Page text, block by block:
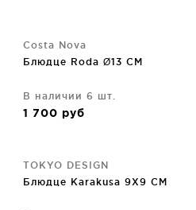
Costa Nova
Блюдце Roda Ø13 CM
В наличии 6 шт.
1 700 руб
TOKYO DESIGN
Блюдце Karakusa 9X9 CM